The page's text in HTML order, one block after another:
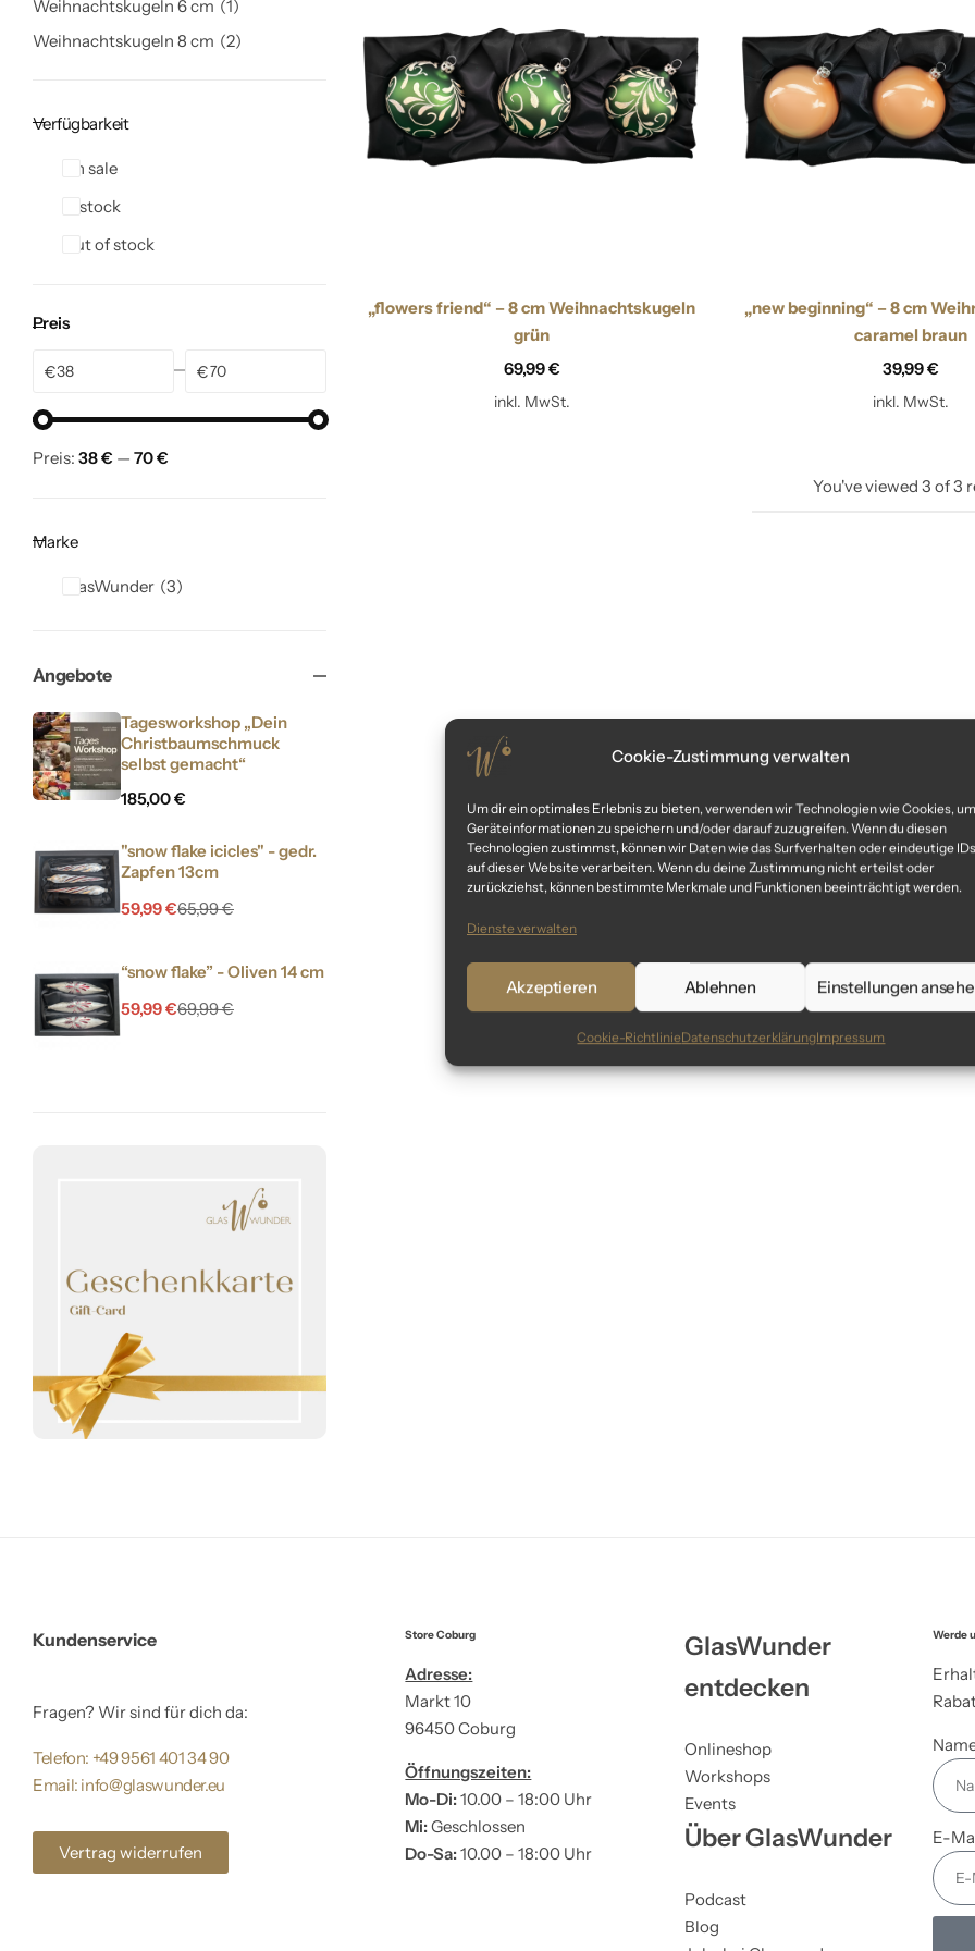
Cookie-Zustimmung verwalten
Um dir ein optimales Erlebnis zu bieten, verwenden wir Technologien wie Cookies, um
Geräteinformationen zu speichern und/oder darauf zuzugreifen. Wenn du diesen
Technologien zustimmst, können wir Daten wie das Surfverhalten oder eindeutige IDs
auf dieser Website verarbeiten. Wenn du deine Zustimmung nicht erteilst oder
zurückziehst, können bestimmte Merkmale und Funktionen beeinträchtigt werden.
Dienste verwalten
Akzeptieren Ablehnen Einstellungen
Cookie-RichtlinieDatenschutzerklärungImpressum
„flowers friend“ – 8 cm Weihnachtskugeln
grün
69,99€
inkl. MwSt.
„new beginning“ – 8 cm
caramel braun
39,99€
inkl. MwSt.
You've viewed 3 of3
Weihnachtskugeln 6 cm
1
Weihnachtskugeln 8 cm
2
Verfügbarkeit
On sale
In stock
Out of stock
Preis
€ €
Preis: 38 € — 70 €
Marke
GlasWunder 3
Angebote
Tagesworkshop „Dein
Christbaumschmuck
selbst gemacht“
185,00€
"snow flake icicles" - gedr.
Zapfen 13cm
65,99€
59,99€
“snow flake” - Oliven 14 cm
69,99€
59,99€
Kundenservice
Fragen? Wir sind für dich da:
Telefon: +49 9561 401 34 90
Email: info@glaswunder.eu
Vertrag widerrufen
Store Coburg
Adresse:
Markt 10
96450 Coburg
Öffnungszeiten:
Mo-Di:10.00 – 18:00 Uhr
Mi:Geschlossen
Do-Sa:10.00 – 18:00 Uhr
GlasWunder
entdecken
Onlineshop
Workshops
Events
Über GlasWunder
Podcast
Blog
Werde
E-